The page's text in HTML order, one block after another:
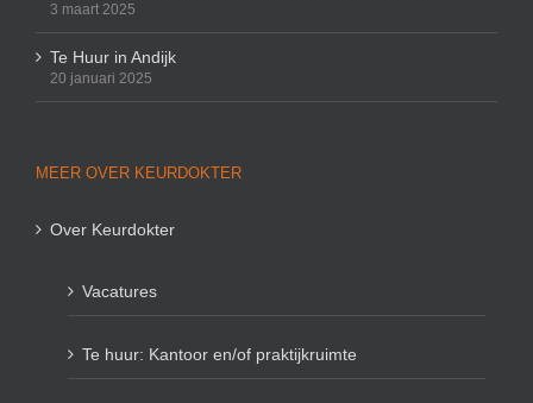
3 maart 2025
Te Huur in Andijk
20 januari 2025
MEER OVER KEURDOKTER
Over Keurdokter
Vacatures
Te huur: Kantoor en/of praktijkruimte